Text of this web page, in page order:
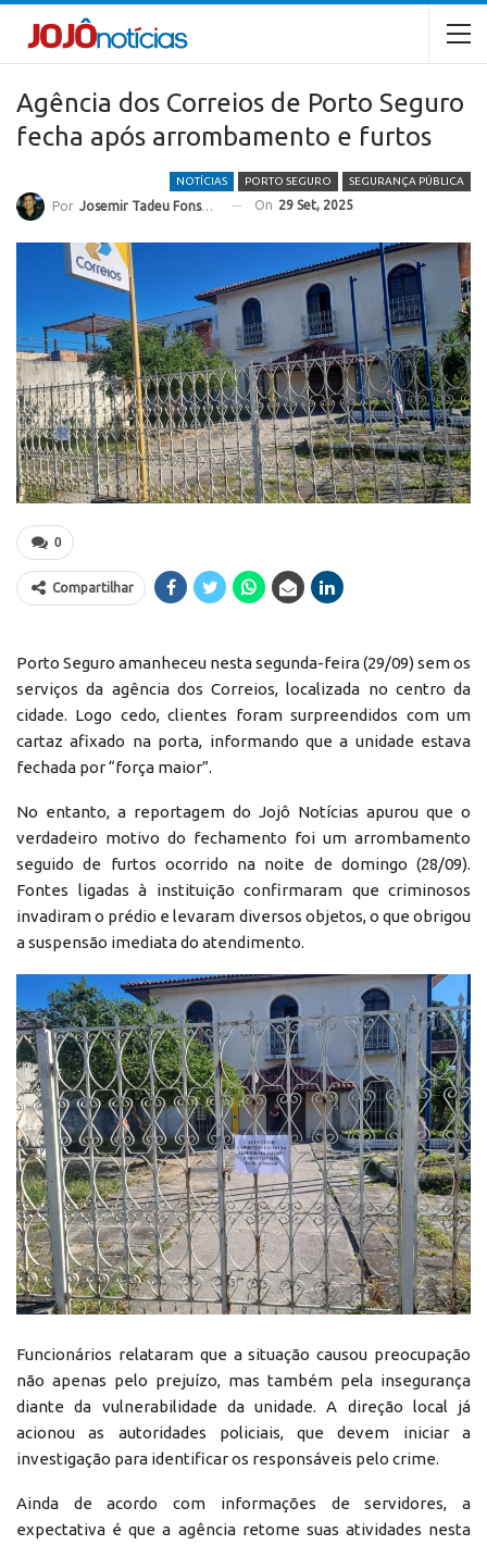
Agência dos Correios de Porto Seguro
fecha após arrombamento e furtos
NOTÍCIAS PORTO SEGURO SEGURANÇA PÚBLICA
Por Josemir Tadeu Fonseca On 29 Set, 2025
0
Compartilhar
Porto Seguro amanheceu nesta segunda-feira (29/09) sem os
serviços da agência dos Correios, localizada no centro da
cidade. Logo cedo, clientes foram surpreendidos com um
cartaz afixado na porta, informando que a unidade estava
fechada por “força maior”.
No entanto, a reportagem do Jojô Notícias apurou que o
verdadeiro motivo do fechamento foi um arrombamento
seguido de furtos ocorrido na noite de domingo (28/09).
Fontes ligadas à instituição confirmaram que criminosos
invadiram o prédio e levaram diversos objetos, o que obrigou
a suspensão imediata do atendimento.
Funcionários relataram que a situação causou preocupação
não apenas pelo prejuízo, mas também pela insegurança
diante da vulnerabilidade da unidade. A direção local já
acionou as autoridades policiais, que devem iniciar a
investigação para identificar os responsáveis pelo crime.
Ainda de acordo com informações de servidores, a
expectativa é que a agência retome suas atividades nesta